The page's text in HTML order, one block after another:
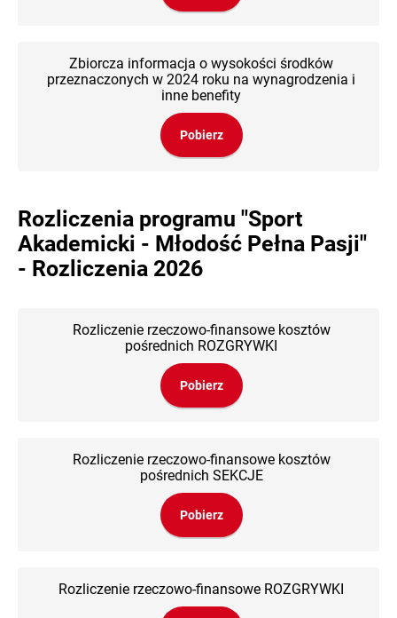
Zbiorcza informacja o wysokości środków
przeznaczonych w 2024 roku na wynagrodzenia i
inne benefity
Pobierz
Rozliczenia programu "Sport
Akademicki - Młodość Pełna Pasji"
- Rozliczenia 2026
Rozliczenie rzeczowo-finansowe kosztów
pośrednich ROZGRYWKI
Pobierz
Rozliczenie rzeczowo-finansowe kosztów
pośrednich SEKCJE
Pobierz
Rozliczenie rzeczowo-finansowe ROZGRYWKI